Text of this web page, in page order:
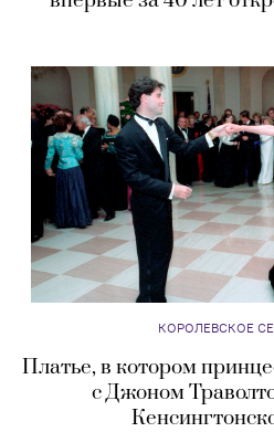
КОРОЛЕВСКОЕ
Платье, в котором
с Джоном